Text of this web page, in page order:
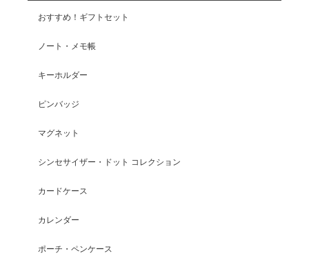
おすすめ！ギフトセット
ノート・メモ帳
キーホルダー
ピンバッジ
マグネット
シンセサイザー・ドット コレクション
カードケース
カレンダー
ポーチ・ペンケース